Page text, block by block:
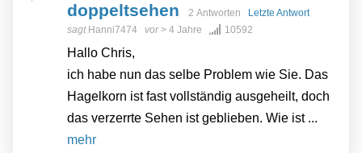
doppeltsehen 2 Antworten
Letzte Antwort
sagt Hanni7474 vor> 4 Jahre 10592
Hallo Chris,
ich habe nun das selbe Problem wie Sie. Das
Hagelkorn ist fast vollständig ausgeheilt, doch
das verzerrte Sehen ist geblieben. Wie ist ...
mehr